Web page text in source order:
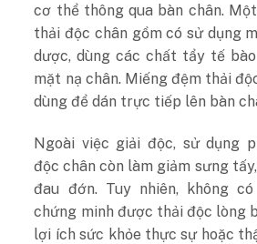
cơ thể thông qua bàn chân.
thải độc chân gồm có sử dụng
dược, dùng các chất tẩy tế
mặt nạ chân. Miếng đệm thải
dùng để dán trực tiếp lên bàn
Ngoài việc giải độc, sử dụng
độc chân còn làm giảm sưng
đau đớn. Tuy nhiên, không
chứng minh được thải độc lòng
lợi ích sức khỏe thực sự hoặc